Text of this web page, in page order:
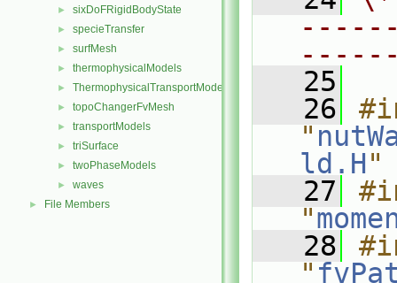
► sixDoFRigidBodyState
► specieTransfer
► surfMesh
► thermophysicalModels
► ThermophysicalTransportModels
► topoChangerFvMesh
► transportModels
► triSurface
► twoPhaseModels
► waves
► File Members
   25
   26
"
ld.H"
   27
"
   28
"